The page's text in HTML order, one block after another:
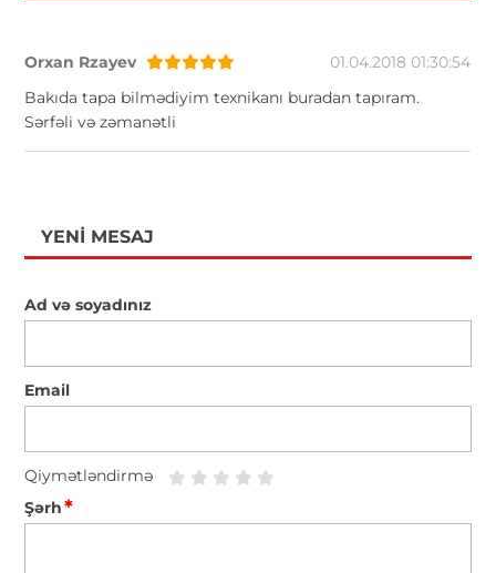
Orxan Rzayev
01.04.2018 01:30:54
Bakıda tapa bilmədiyim texnikanı buradan tapıram.
Sərfəli və zəmanətli
YENI MESAJ
Ad və soyadınız
Email
Qiymətləndirmə
Şərh*